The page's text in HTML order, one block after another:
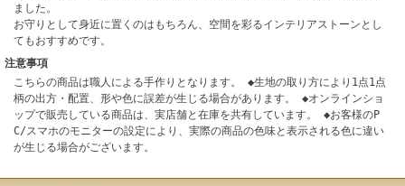
ました。
お守りとして身近に置くのはもちろん、空間を彩るインテリアストーンとし
てもおすすめです。
注意事項
こちらの商品は職人による手作りとなります。 ◆生地の取り方により1点1点
柄の出方・配置、形や色に誤差が生じる場合があります。 ◆オンラインショ
ップで販売している商品は、実店舗と在庫を共有しています。 ◆お客様のP
C/スマホのモニターの設定により、実際の商品の色味と表示される色に違い
が生じる場合がございます。